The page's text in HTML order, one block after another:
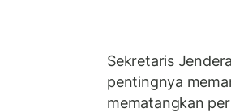
Sekretaris
pentingnya
mematangkan